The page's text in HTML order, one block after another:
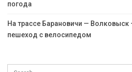
погода
На трассе Барановичи — Волковыск
пешеход с велосипедом